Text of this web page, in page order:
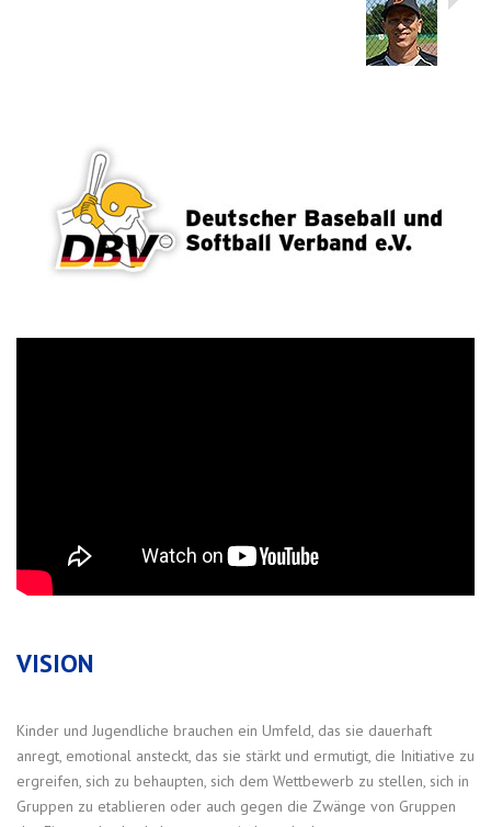
VISION
Kinder und Jugendliche brauchen ein Umfeld, das sie dauerhaft
anregt, emotional ansteckt, das sie stärkt und ermutigt, die Initiative zu
ergreifen, sich zu behaupten, sich dem Wettbewerb zu stellen, sich in
Gruppen zu etablieren oder auch gegen die Zwänge von Gruppen